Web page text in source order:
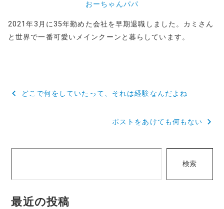
おーちゃんパパ
2021年3月に35年勤めた会社を早期退職しました。カミさん
と世界で一番可愛いメインクーンと暮らしています。
投
ー
シ
どこで何をしていたって、それは経験なんだよね
ポストをあけても何もない
検索
最近の投稿